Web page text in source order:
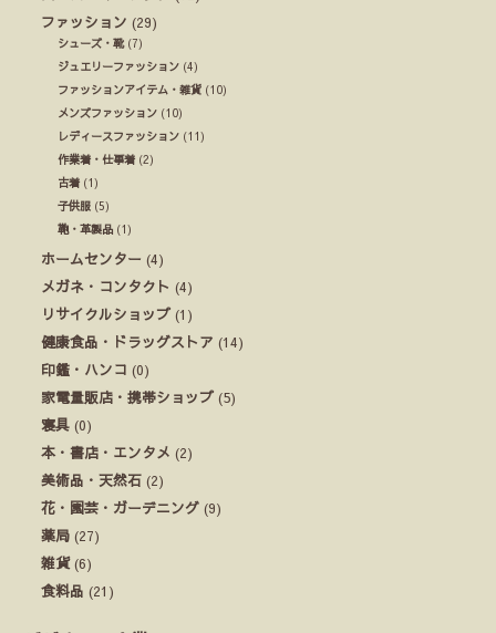
ファッション (29)
シューズ・靴(7)
ジュエリーファッション (4)
ファッションアイテム・雑貨 (10)
メンズファッション (10)
レディースファッション (11)
作業着・仕事着 (2)
古着 (1)
子供服 (5)
鞄・革製品 (1)
ホームセンター (4)
メガネ・コンタクト (4)
リサイクルショップ (1)
健康食品・ドラッグストア (14)
印鑑・ハンコ (0)
家電量販店・携帯ショップ (5)
寝具 (0)
本・書店・エンタメ (2)
美術品・天然石 (2)
花・園芸・ガーデニング (9)
薬局 (27)
雑貨(6)
食料品 (21)